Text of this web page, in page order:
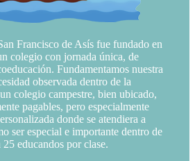
Francisco de Asís fue fundado en
colegio con jornada única, de
Fundamentamos nuestra
observada dentro de la
colegio campestre, bien ubicado,
pagables, pero especialmente
donde se atendiera a
ser especial e importante dentro de
educandos por clase.